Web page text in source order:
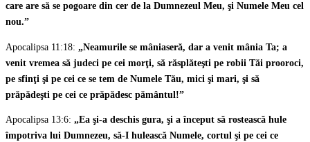
care are să se pogoare din cer de la Dumnezeul Meu, şi Numele Meu cel
nou.”
Apocalipsa 11:18: „Neamurile se mâniaseră, dar a venit mânia Ta; a
venit vremea să judeci pe cei morţi, să răsplăteşti pe robii Tăi prooroci,
pe sfinţi şi pe cei ce se tem de Numele Tău, mici şi mari, şi să
prăpădeşti pe cei ce prăpădesc pământul!”
Apocalipsa 13:6: „Ea şi-a deschis gura, şi a început să rostească hule
împotriva lui Dumnezeu, să-I hulească Numele, cortul şi pe cei ce